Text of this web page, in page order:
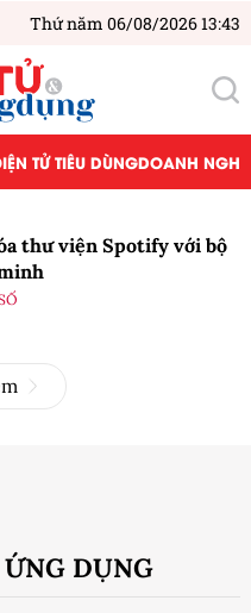
Thứ năm 06/08/2026 13:43
TỬ TIÊU DÙNGDOANH
thư viện Spotify với bộ
DỤNG